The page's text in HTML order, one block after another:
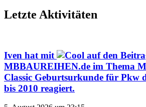
Letzte Aktivitäten
Iven hat mit
auf den
MBBAUREIHEN.de im Thema
Classic Geburtsurkunde für Pkw
bis 2010 reagiert.